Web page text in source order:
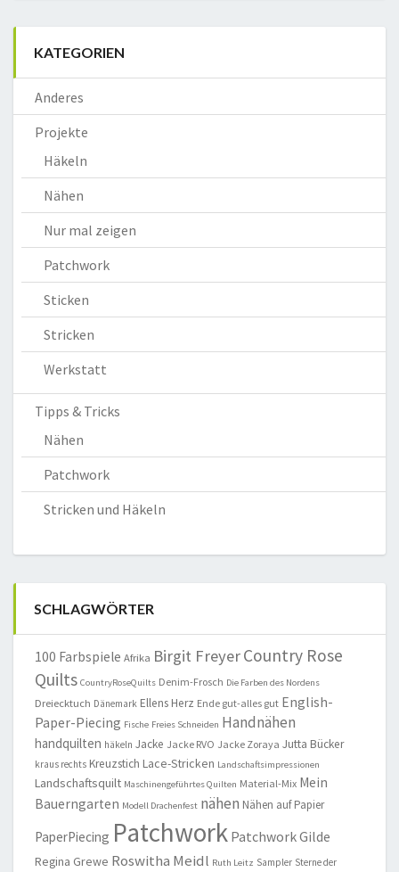
KATEGORIEN
Anderes
Projekte
Häkeln
Nähen
Nur mal zeigen
Patchwork
Sticken
Stricken
Werkstatt
Tipps & Tricks
Nähen
Patchwork
Stricken und Häkeln
SCHLAGWÖRTER
100 Farbspiele Afrika Birgit FreyerCountry Rose
Quilts CountryRoseQuilts Denim-Frosch Die Farben des Nordens
Dreiecktuch Dänemark Ellens Herz Ende gut-alles gut English-
Paper-Piecing Fische Freies Schneiden Handnähen
handquilten häkeln Jacke Jacke RVO Jacke Zoraya Jutta Bücker
kraus rechts Kreuzstich Lace-Stricken Landschaftsimpressionen
Landschaftsquilt Maschinengeführtes Quilten Material-Mix Mein
Bauerngarten Modell Drachenfest nähen Nähen auf Papier
PaperPiecing Patchwork Patchwork Gilde
Regina Grewe Roswitha Meidl Ruth Leitz Sampler Sterne der